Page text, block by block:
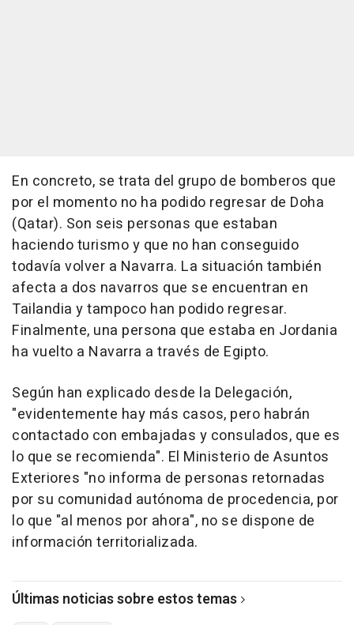
En concreto, se trata del grupo de bomberos que
por el momento no ha podido regresar de Doha
(Qatar). Son seis personas que estaban
haciendo turismo y que no han conseguido
todavía volver a Navarra. La situación también
afecta a dos navarros que se encuentran en
Tailandia y tampoco han podido regresar.
Finalmente, una persona que estaba en Jordania
ha vuelto a Navarra a través de Egipto.
Según han explicado desde la Delegación,
"evidentemente hay más casos, pero habrán
contactado con embajadas y consulados, que es
lo que se recomienda". El Ministerio de Asuntos
Exteriores "no informa de personas retornadas
por su comunidad autónoma de procedencia, por
lo que "al menos por ahora", no se dispone de
información territorializada.
Últimas noticias sobre estos temas